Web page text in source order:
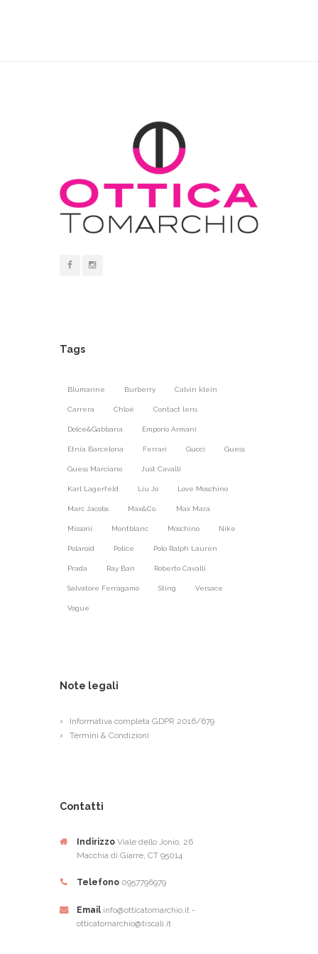
Tags
Blumarine Burberry Calvin klein
Carrera Chloé Contact lens
Dolce&Gabbana Emporio Armani
Etnia Barcelona Ferrari Gucci Guess
Guess Marciano Just Cavalli
Karl Lagerfeld Liu Jo Love Moschino
Marc Jacobs Max&Co. Max Mara
Missoni Montblanc Moschino Nike
Polaroid Police Polo Ralph Lauren
Prada Ray Ban Roberto Cavalli
Salvatore Ferragamo Sting Versace
Vogue
Note legali
Informativa completa GDPR 2016/679
Termini & Condizioni
Contatti
Indirizzo Viale dello Jonio, 26
Macchia di Giarre, CT 95014
Telefono 0957796979
Email info@otticatomarchio.it -
otticatomarchio@tiscali.it